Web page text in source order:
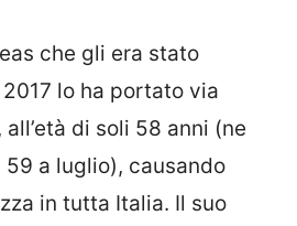
che gli era stato
lo ha portato via
di soli 58 anni (ne
a luglio), causando
in tutta Italia. Il suo